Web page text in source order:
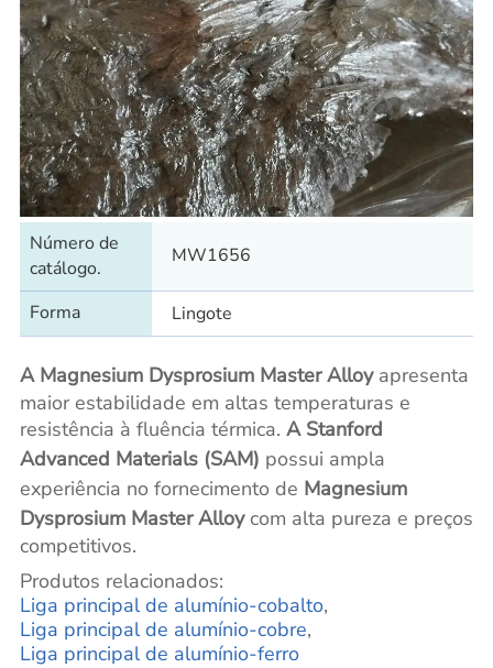
Número de
catálogo.
MW1656
Forma Lingote
A Magnesium Dysprosium Master Alloyapresenta
maior estabilidade em altas temperaturas e
resistência à fluência térmica. A Stanford
Advanced Materials (SAM) possui ampla
experiência no fornecimento de Magnesium
Dysprosium Master Alloycom alta pureza e preços
competitivos.
Produtos relacionados:
Liga principal de alumínio-cobalto,
Liga principal de alumínio-cobre,
Liga principal de alumínio-ferro